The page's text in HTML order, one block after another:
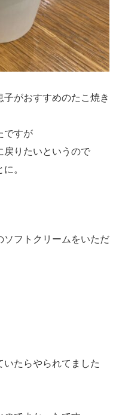
がおすすめのたこ焼き
ですが
戻りたいというので
。
ソフトクリームをいただ
たらやられてました